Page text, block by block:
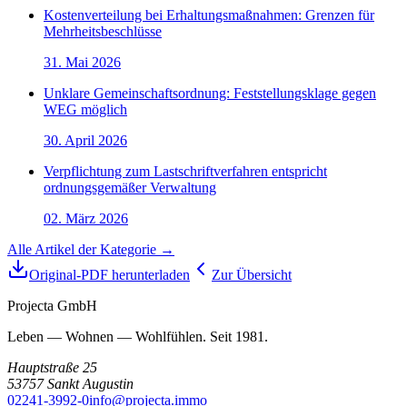
Kostenverteilung bei Erhaltungsmaßnahmen: Grenzen für
Mehrheitsbeschlüsse
31. Mai 2026
Unklare Gemeinschaftsordnung: Feststellungsklage gegen
WEG möglich
30. April 2026
Verpflichtung zum Lastschriftverfahren entspricht
ordnungsgemäßer Verwaltung
02. März 2026
Alle Artikel der Kategorie →
Original-PDF herunterladen
Zur Übersicht
Projecta GmbH
Leben — Wohnen — Wohlfühlen. Seit 1981.
Hauptstraße 25
53757 Sankt Augustin
02241-3992-0info@projecta.immo